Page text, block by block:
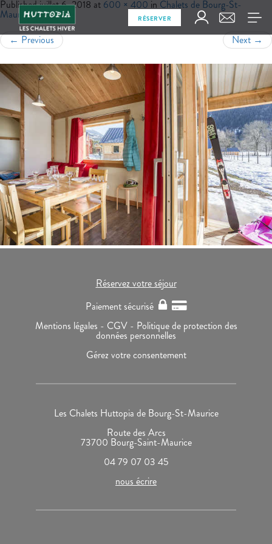
RÉSERVER
Publishedjuillet 6, 2018 at 600 × 400 in Chalets de Bourg-St-
Maurice
← Previous Next →
Réservez votre séjour
Paiement sécurisé
Mentions légales - CGV - Politique de protection des
données personnelles
Gérez votre consentement
Les Chalets Huttopia de Bourg-St-Maurice
Route des Arcs
73700 Bourg-Saint-Maurice
04 79 07 03 45
nous écrire